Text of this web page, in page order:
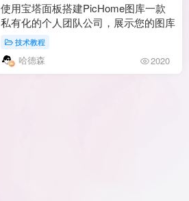
使用宝塔面板搭建PicHome图库一款
私有化的个人团队公司，展示您的图库
技术教程
哈德森 2020